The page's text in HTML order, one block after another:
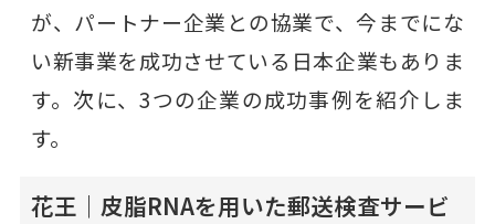
が、パートナー企業との協業で、今までにな
い新事業を成功させている日本企業もありま
す。次に、3つの企業の成功事例を紹介しま
す。
花王｜皮脂RNAを用いた郵送検査サービ